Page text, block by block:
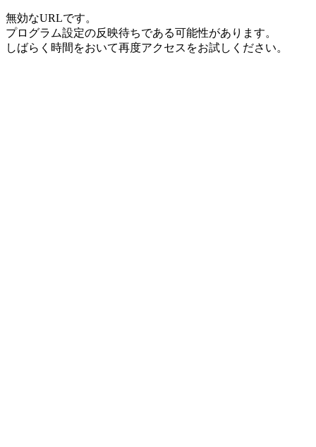
無効なURLです。
プログラム設定の反映待ちである可能性があります。
しばらく時間をおいて再度アクセスをお試しください。